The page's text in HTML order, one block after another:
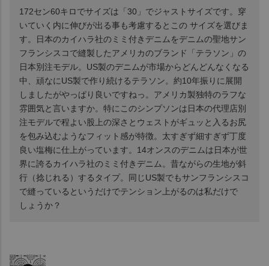
172セン60キロでサイズは「30」でジャストサイズです。穿
いていく内に伸びが出る事も考慮するとこの サイズを選びま
す。日本のカイハラ社のミミ付きデニムをデニムの聖地サン
フランシスコで縫製したアメリカのブランド「テラソン」の
日本別注モデル。US製のデニムが市場からどんどんなくなる
中、頑なにUS製で作り続けるテラソン。約10年振りに展開
しましたがやっぱり良いですねっ。アメリカ製独特のラフな
雰囲気と言いますか。特にこのシンプソンは日本の代理店別
注モデルで程よい股上の深さとウェストがギュッと入るお尻
を包み込むようなフィット感が特徴。太すぎず細すぎず丁度
良い塩梅に仕上がっています。14オンスのデニムは日本が世
界に誇るカイハラ社のミミ付きデニム。昔ながらの生地が斜
行（捻じれる）するタイプ。同じUS製でもサンフランシスコ
で縫っているというだけでテンション上がるのは私だけで
しょうか？